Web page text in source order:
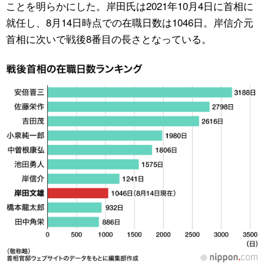
公式SNS
ことを明らかにした。岸田氏は2021年10月4日に首相に
就任し、8月14日時点での在職日数は1046日。岸信介元
首相に次いで戦後8番目の長さとなっている。